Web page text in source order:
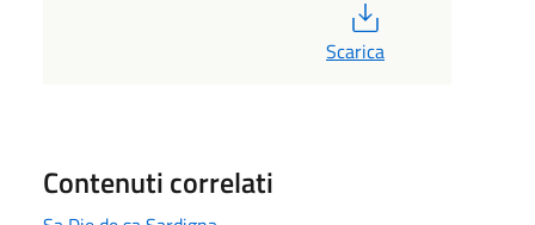
Scarica
Contenuti correlati